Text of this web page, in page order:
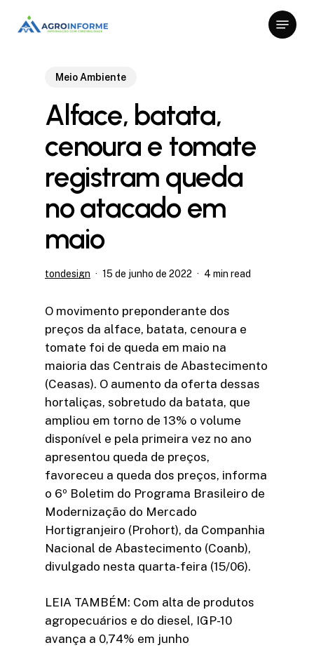
Menu
Meio Ambiente
Alface, batata,
cenoura e tomate
registram queda
no atacado em
maio
tondesign 15 de junho de 2022 4 min read
O movimento preponderante dos
preços da alface, batata, cenoura e
tomate foi de queda em maio na
maioria das Centrais de Abastecimento
(Ceasas). O aumento da oferta dessas
hortaliças, sobretudo da batata, que
ampliou em torno de 13% o volume
disponível e pela primeira vez no ano
apresentou queda de preços,
favoreceu a queda dos preços, informa
o 6º Boletim do Programa Brasileiro de
Modernização do Mercado
Hortigranjeiro (Prohort), da Companhia
Nacional de Abastecimento (Coanb),
divulgado nesta quarta-feira (15/06).
LEIA TAMBÉM: Com alta de produtos
agropecuários e do diesel, IGP-10
avança a 0,74% em junho